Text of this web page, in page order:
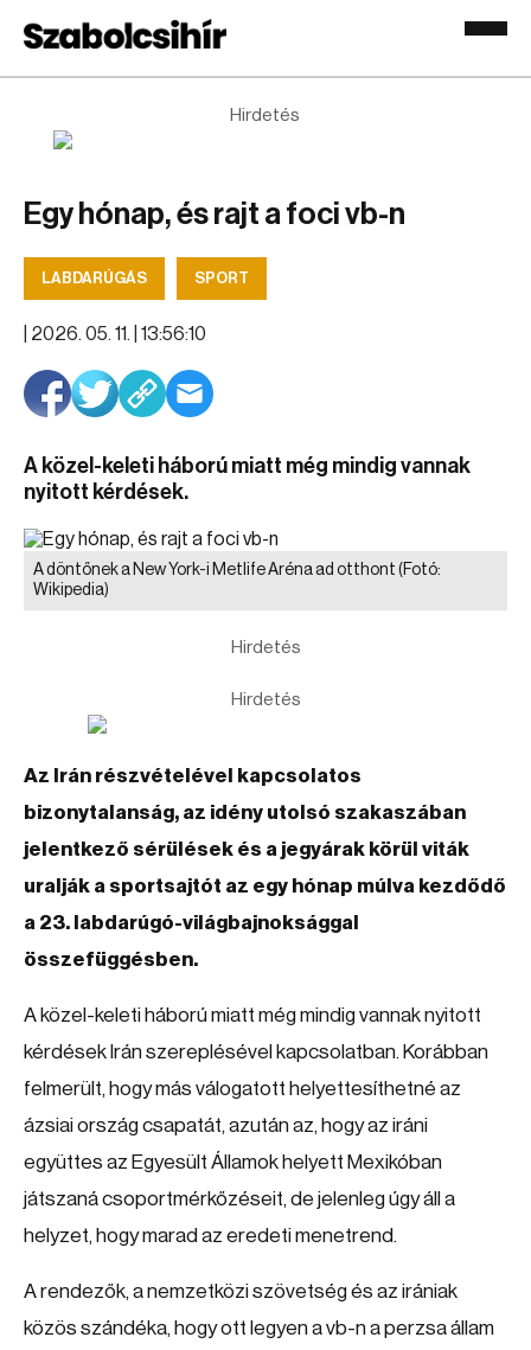
Hirdetés
Egy hónap, és rajt a foci vb-n
LABDARÚGÁS SPORT
2026. 05. 11. | 13:56:10
A közel-keleti háború miatt még mindig vannak
nyitott kérdések.
A döntőnek a New York-i Metlife Aréna ad otthont (Fotó:
Wikipedia)
Hirdetés
Hirdetés
Az Irán részvételével kapcsolatos
bizonytalanság, az idény utolsó szakaszában
jelentkező sérülések és a jegyárak körül viták
uralják a sportsajtót az egy hónap múlva kezdődő
a 23. labdarúgó-világbajnoksággal
összefüggésben.
A közel-keleti háború miatt még mindig vannak nyitott
kérdések Irán szereplésével kapcsolatban. Korábban
felmerült, hogy más válogatott helyettesíthetné az
ázsiai ország csapatát, azután az, hogy az iráni
együttes az Egyesült Államok helyett Mexikóban
játszaná csoportmérkőzéseit, de jelenleg úgy áll a
helyzet, hogy marad az eredeti menetrend.
A rendezők, a nemzetközi szövetség és az irániak
közös szándéka, hogy ott legyen a vb-n a perzsa állam